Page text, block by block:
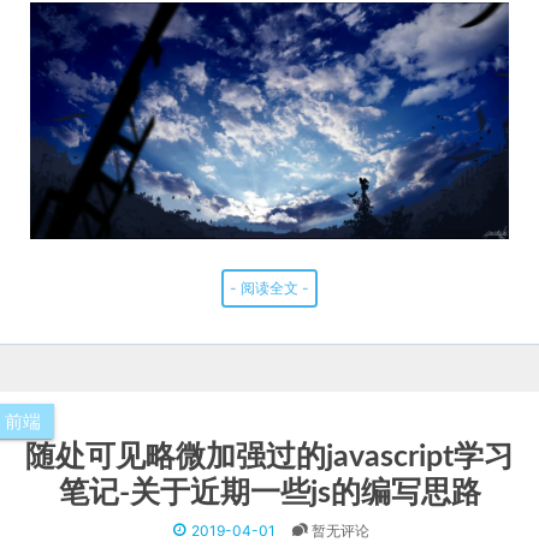
- 阅读全文 -
前端
随处可见略微加强过的javascript学习
笔记-关于近期一些js的编写思路
2019-04-01 暂无评论